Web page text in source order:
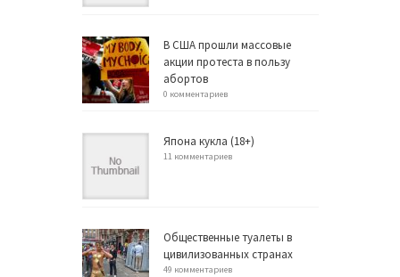
В США прошли массовые
акции протеста в пользу
абортов
0 комментариев
Япона кукла (18+)
11 комментариев
Общественные туалеты в
цивилизованных странах
49 комментариев